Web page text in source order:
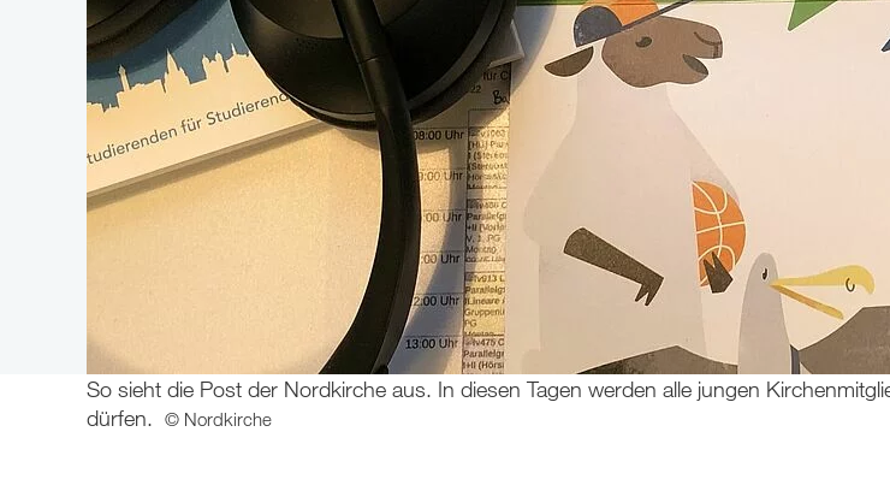
So sieht die Post der Nordkirche aus. In diesen Tagen werden alle jungen
dürfen.
© Nordkirche